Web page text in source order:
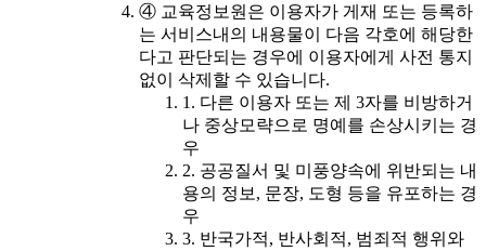
④ 교육정보원은 이용자가 게재 또는 등록하
는 서비스내의 내용물이 다음 각호에 해당한
다고 판단되는 경우에 이용자에게 사전 통지
없이 삭제할 수 있습니다.
1. 다른 이용자 또는 제 3자를 비방하거
나 중상모략으로 명예를 손상시키는 경
우
2. 공공질서 및 미풍양속에 위반되는 내
용의 정보, 문장, 도형 등을 유포하는 경
우
3. 반국가적, 반사회적, 범죄적 행위와